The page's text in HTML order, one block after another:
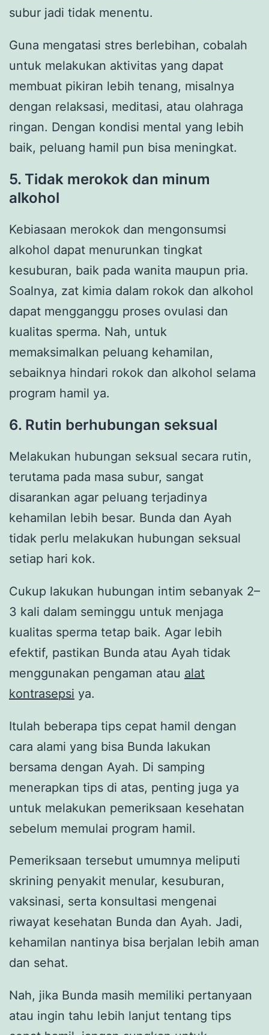
subur jadi tidak menentu.
Guna mengatasi stres berlebihan, cobalah
untuk melakukan aktivitas yang dapat
membuat pikiran lebih tenang, misalnya
dengan relaksasi, meditasi, atau olahraga
ringan. Dengan kondisi mental yang lebih
baik, peluang hamil pun bisa meningkat.
5. Tidak merokok dan minum
alkohol
Kebiasaan merokok dan mengonsumsi
alkohol dapat menurunkan tingkat
kesuburan, baik pada wanita maupun pria.
Soalnya, zat kimia dalam rokok dan alkohol
dapat mengganggu proses ovulasi dan
kualitas sperma. Nah, untuk
memaksimalkan peluang kehamilan,
sebaiknya hindari rokok dan alkohol selama
program hamil ya.
6. Rutin berhubungan seksual
Melakukan hubungan seksual secara rutin,
terutama pada masa subur, sangat
disarankan agar peluang terjadinya
kehamilan lebih besar. Bunda dan Ayah
tidak perlu melakukan hubungan seksual
setiap hari kok.
Cukup lakukan hubungan intim sebanyak 2–
3 kali dalam seminggu untuk menjaga
kualitas sperma tetap baik. Agar lebih
efektif, pastikan Bunda atau Ayah tidak
menggunakan pengaman atau alat
kontrasepsi ya.
Itulah beberapa tips cepat hamil dengan
cara alami yang bisa Bunda lakukan
bersama dengan Ayah. Di samping
menerapkan tips di atas, penting juga ya
untuk melakukan pemeriksaan kesehatan
sebelum memulai program hamil.
Pemeriksaan tersebut umumnya meliputi
skrining penyakit menular, kesuburan,
vaksinasi, serta konsultasi mengenai
riwayat kesehatan Bunda dan Ayah. Jadi,
kehamilan nantinya bisa berjalan lebih aman
dan sehat.
Nah, jika Bunda masih memiliki pertanyaan
atau ingin tahu lebih lanjut tentang tips